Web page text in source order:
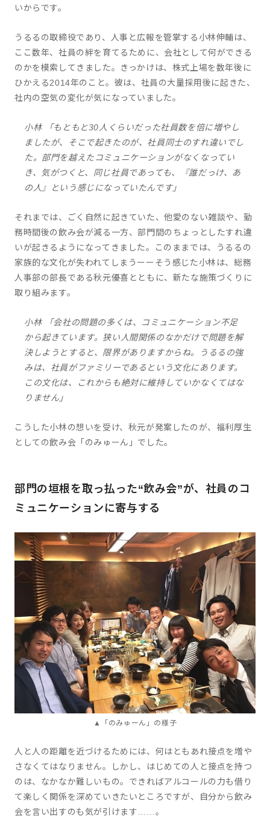
いからです。
うるるの取締役であり、人事と広報を管掌する小林伸輔は、
ここ数年、社員の絆を育てるために、会社として何ができる
のかを模索してきました。きっかけは、株式上場を数年後に
ひかえる2014年のこと。彼は、社員の大量採用後に起きた、
社内の空気の変化が気になっていました。
小林 「もともと30人くらいだった社員数を倍に増やし
ましたが、そこで起きたのが、社員同士のすれ違いでし
た。部門を越えたコミュニケーションがなくなってい
き、気がつくと、同じ社員であっても、『誰だっけ、あ
の人』という感じになっていたんです」
それまでは、ごく自然に起きていた、他愛のない雑談や、勤
務時間後の飲み会が減る一方、部門間のちょっとしたすれ違
いが起きるようになってきました。このままでは、うるるの
家族的な文化が失われてしまうーーそう感じた小林は、総務
人事部の部長である秋元優喜とともに、新たな施策づくりに
取り組みます。
小林 「会社の問題の多くは、コミュニケーション不足
から起きています。狭い人間関係のなかだけで問題を解
決しようとすると、限界がありますからね。うるるの強
みは、社員がファミリーであるという文化にあります。
この文化は、これからも絶対に維持していかなくてはな
りません」
こうした小林の想いを受け、秋元が発案したのが、福利厚生
としての飲み会「のみゅーん」でした。
部門の垣根を取っ払った“飲み会”が、社員のコ
ミュニケーションに寄与する
▲「のみゅーん」の様子
人と人の距離を近づけるためには、何はともあれ接点を増や
さなくてはなりません。しかし、はじめての人と接点を持つ
のは、なかなか難しいもの。できればアルコールの力も借り
て楽しく関係を深めていきたいところですが、自分から飲み
会を言い出すのも気が引けます……。